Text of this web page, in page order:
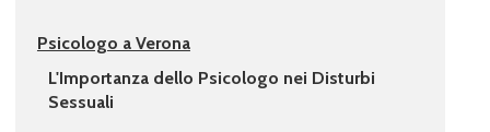
Psicologo a Verona
L'Importanza dello Psicologo nei Disturbi
Sessuali